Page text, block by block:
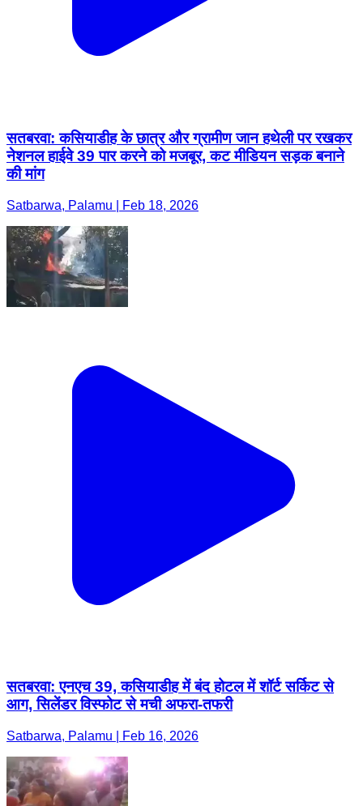
सतबरवा: कसियाडीह के छात्र और ग्रामीण जान हथेली पर रखकर
नेशनल हाईवे 39 पार करने को मजबूर, कट मीडियन सड़क बनाने
की मांग
Satbarwa, Palamu | Feb 18, 2026
सतबरवा: एनएच 39, कसियाडीह में बंद होटल में शॉर्ट सर्किट से
आग, सिलेंडर विस्फोट से मची अफरा-तफरी
Satbarwa, Palamu | Feb 16, 2026